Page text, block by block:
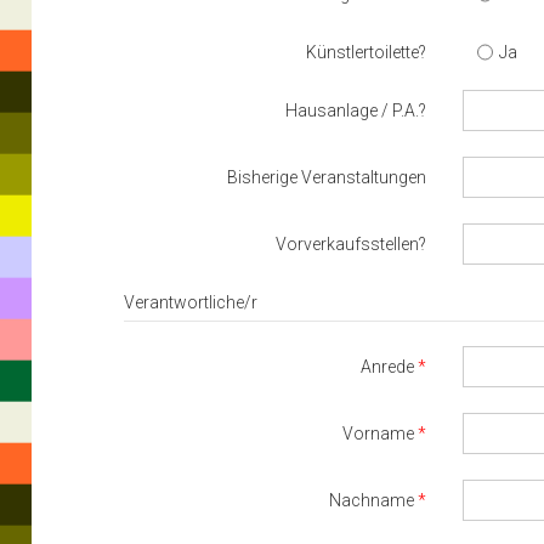
Künstlertoilette? Ja
Hausanlage / P.A.?
Bisherige Veranstaltungen
Vorverkaufsstellen?
Verantwortliche/r
Anrede
Vorname
Nachname